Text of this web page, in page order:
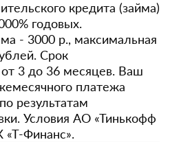
кредита (займа)
годовых.
- 3000 р., максимальная
Срок
3 до 36 месяцев. Ваш
платежа
результатам
Условия АО «Тинькофф
Финанс».